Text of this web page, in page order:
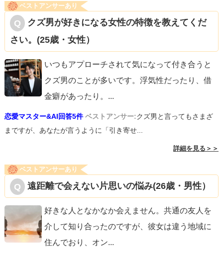
ベストアンサーあり
クズ男が好きになる女性の特徴を教えてくだ
さい。(25歳・女性）
いつもアプローチされて気になって付き合うと
クズ男のことが多いです。浮気性だったり、借
金癖があったり。 ...
恋愛マスター&AI回答5件 ベストアンサー:クズ男と言ってもさまざ
まですが、あなたが言うように「引き寄せ...
詳細を見る＞＞
ベストアンサーあり
遠距離で会えない片思いの悩み(26歳・男性）
好きな人となかなか会えません。共通の友人を
介して知り合ったのですが、彼女は違う地域に
住んでおり、オン...